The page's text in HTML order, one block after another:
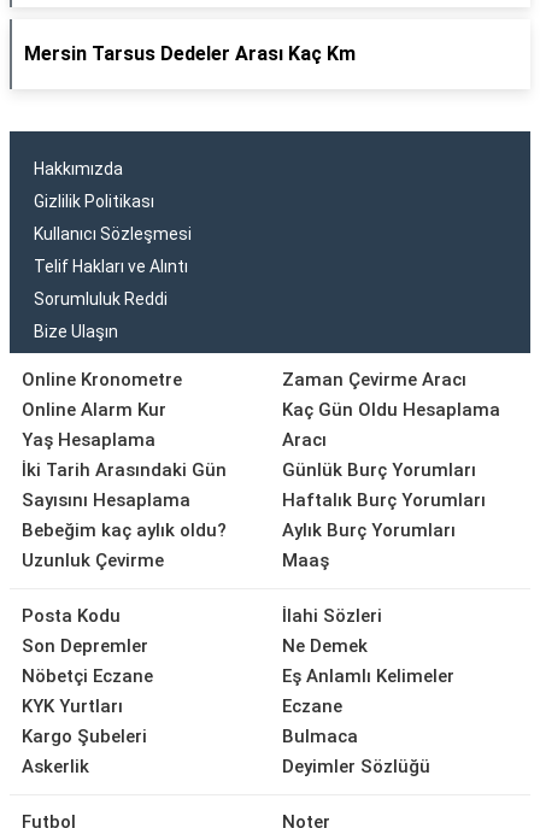
Mersin Tarsus Dedeler Arası Kaç Km
Hakkımızda
Gizlilik Politikası
Kullanıcı Sözleşmesi
Telif Hakları ve Alıntı
Sorumluluk Reddi
Bize Ulaşın
Online Kronometre
Online Alarm Kur
Yaş Hesaplama
İki Tarih Arasındaki Gün
Sayısını Hesaplama
Bebeğim kaç aylık oldu?
Uzunluk Çevirme
Zaman Çevirme Aracı
Kaç Gün Oldu Hesaplama
Aracı
Günlük Burç Yorumları
Haftalık Burç Yorumları
Aylık Burç Yorumları
Maaş
Posta Kodu
Son Depremler
Nöbetçi Eczane
KYK Yurtları
Kargo Şubeleri
Askerlik
İlahi Sözleri
Ne Demek
Eş Anlamlı Kelimeler
Eczane
Bulmaca
Deyimler Sözlüğü
Futbol
Noter